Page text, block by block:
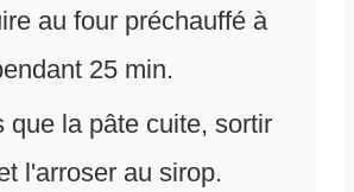
au four préchauffé à
25 min.
que la pâte cuite, sortir
l'arroser au sirop.